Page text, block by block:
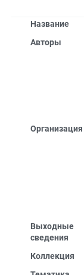
Название
Авторы
Организация
Выходные
сведения
Коллекция